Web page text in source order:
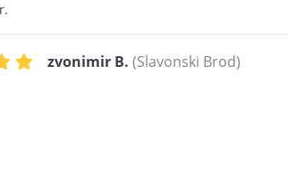
zvonimir B. (Slavonski Brod)